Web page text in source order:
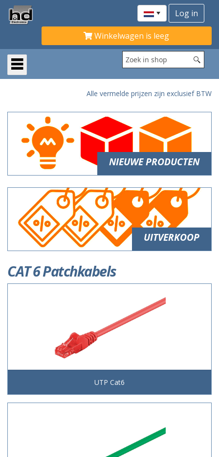
Winkelwagen is leeg
Alle vermelde prijzen zijn exclusief BTW
NIEUWE PRODUCTEN
UITVERKOOP
CAT 6 Patchkabels
UTP Cat6